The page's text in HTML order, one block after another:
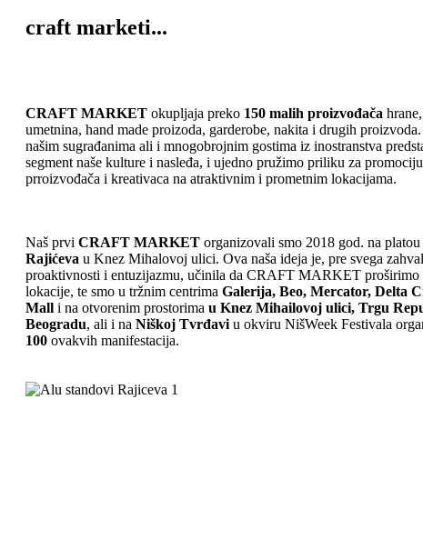
craft marketi...
CRAFT MARKET okupljaja preko 150 malih proizvođača
umetnina, hand made proizoda, garderobe, nakita i drugih
našim sugrađanima ali i mnogobrojnim gostima iz inostranstva
segment naše kulture i nasleđa, i ujedno pružimo priliku za
prroizvođača i kreativaca na atraktivnim i prometnim lokacijama.
Naš prvi CRAFT MARKET organizovali smo 2018 god. na platou
Rajićeva u Knez Mihalovoj ulici. Ova naša ideja je, pre svega
proaktivnosti i entuzijazmu, učinila da CRAFT MARKET proširimo
lokacije, te smo u tržnim centrima Galerija, Beo, Mercator, Delta
Mall i na otvorenim prostorima u Knez Mihailovoj ulici, Trgu
Beogradu, ali i na Niškoj Tvrđavi u okviru NišWeek Festivala
100 ovakvih manifestacija.